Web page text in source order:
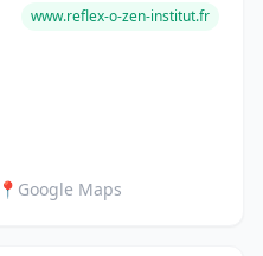
www.reflex-o-zen-institut.fr
📍 Google Maps